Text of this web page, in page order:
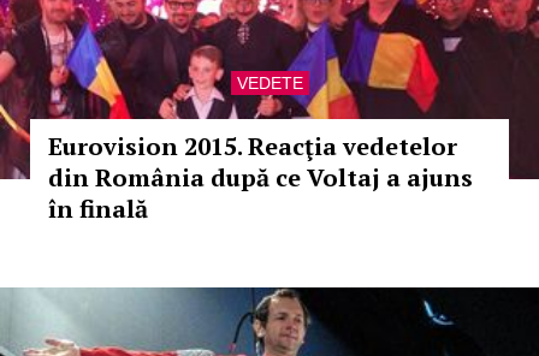
VEDETE
Eurovision 2015. Reacţia vedetelor
din România după ce Voltaj a ajuns
în finală